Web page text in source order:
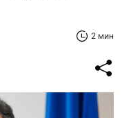
2 мин